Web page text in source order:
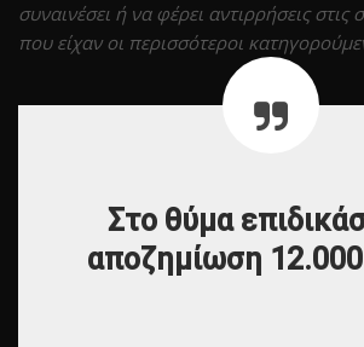
συναινέσει ή να φέρει αντιρρήσεις στις
που είχαν οι περισσότεροι
Στο θύμα
αποζημίωση